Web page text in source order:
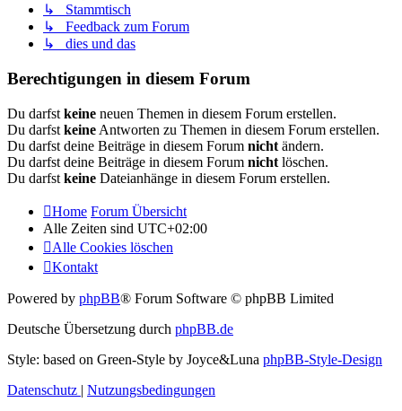
↳ Stammtisch
↳ Feedback zum Forum
↳ dies und das
Berechtigungen in diesem Forum
Du darfst keine neuen Themen in diesem Forum erstellen.
Du darfst keine Antworten zu Themen in diesem Forum erstellen.
Du darfst deine Beiträge in diesem Forum nicht ändern.
Du darfst deine Beiträge in diesem Forum nicht löschen.
Du darfst keine Dateianhänge in diesem Forum erstellen.
Home Forum Übersicht
Alle Zeiten sind UTC+02:00
Alle Cookies löschen
Kontakt
Powered by phpBB® Forum Software © phpBB Limited
Deutsche Übersetzung durch phpBB.de
Style: based on Green-Style by Joyce&Luna phpBB-Style-Design
Datenschutz | Nutzungsbedingungen